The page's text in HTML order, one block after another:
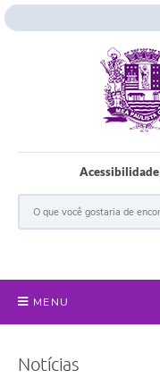
Acessibilidade
MENU
Notícias